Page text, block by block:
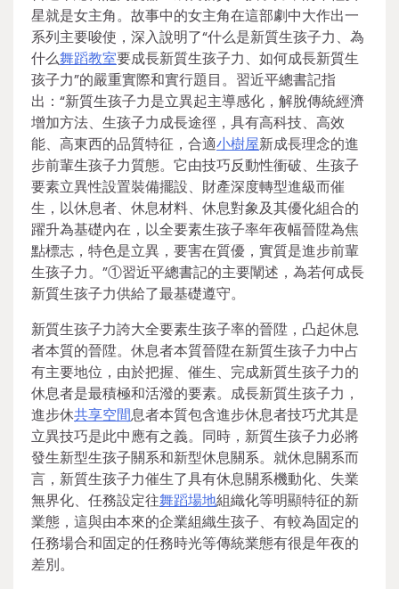
星就是女主角。故事中的女主角在這部劇中大作出一
系列主要唆使，深入說明了“什么是新質生孩子力、為
什么舞蹈教室要成長新質生孩子力、如何成長新質生
孩子力”的嚴重實際和實行題目。習近平總書記指
出：“新質生孩子力是立異起主導感化，解脫傳統經濟
增加方法、生孩子力成長途徑，具有高科技、高效
能、高東西的品質特征，合適小樹屋新成長理念的進
步前輩生孩子力質態。它由技巧反動性衝破、生孩子
要素立異性設置裝備擺設、財產深度轉型進級而催
生，以休息者、休息材料、休息對象及其優化組合的
躍升為基礎內在，以全要素生孩子率年夜幅晉陞為焦
點標志，特色是立異，要害在質優，實質是進步前輩
生孩子力。”①習近平總書記的主要闡述，為若何成長
新質生孩子力供給了最基礎遵守。
新質生孩子力誇大全要素生孩子率的晉陞，凸起休息
者本質的晉陞。休息者本質晉陞在新質生孩子力中占
有主要地位，由於把握、催生、完成新質生孩子力的
休息者是最積極和活潑的要素。成長新質生孩子力，
進步休共享空間息者本質包含進步休息者技巧尤其是
立異技巧是此中應有之義。同時，新質生孩子力必將
發生新型生孩子關系和新型休息關系。就休息關系而
言，新質生孩子力催生了具有休息關系機動化、失業
無界化、任務設定往舞蹈場地組織化等明顯特征的新
業態，這與由本來的企業組織生孩子、有較為固定的
任務場合和固定的任務時光等傳統業態有很是年夜的
差別。